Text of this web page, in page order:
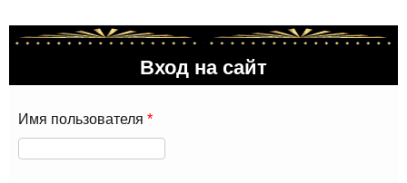
Вход на сайт
Имя пользователя *